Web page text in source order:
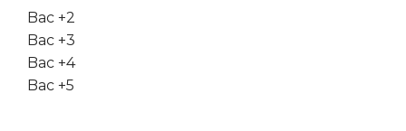
Bac +2
Bac +3
Bac +4
Bac +5